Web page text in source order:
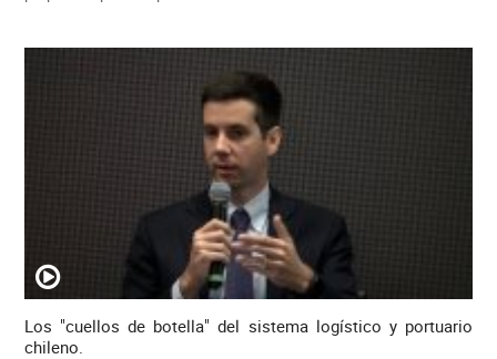
Los "cuellos de botella" del sistema logístico y portuario
chileno.